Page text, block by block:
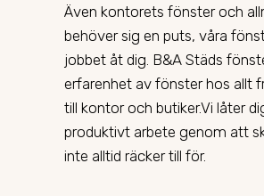
Även kontorets fönster och
behöver sig en puts, våra
jobbet åt dig. B&A Städs
erfarenhet av fönster hos allt
till kontor och butiker.Vi låter
produktivt arbete genom att
inte alltid räcker till för.